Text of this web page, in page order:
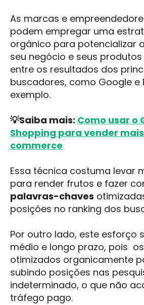
As marcas e
podem empregar uma
orgânico para potencializar
seu negócio e seus
entre os resultados dos
buscadores, como Google e
exemplo.
💡Saiba mais: Como usar o
Shopping para vender
commerce
Essa técnica costuma levar
para render frutos e fazer
palavras-chaves
posições no ranking dos
Por outro lado, este esforço
médio e longo prazo, pois
otimizados organicamente
subindo posições nas
indeterminado, o que não
tráfego pago.